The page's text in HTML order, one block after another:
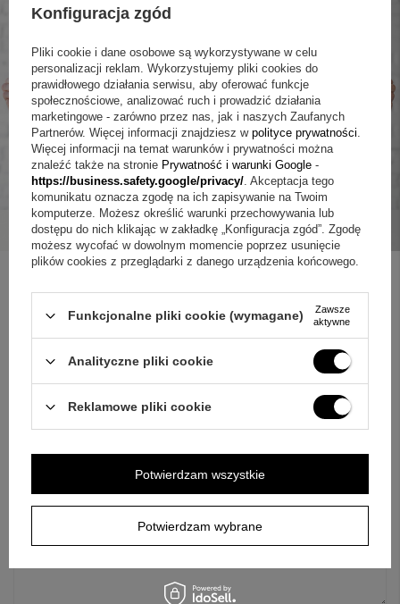
+1
Zobacz więcej
ZAPYTAJ O PRODUKT
Jeżeli powyższy opis jest dla Ciebie niewystarczający, prześlij nam
swoje pytanie odnośnie tego produktu. Postaramy się odpowiedzieć tak
szybko jak tylko będzie to możliwe. Dane są przetwarzane zgodnie z
polityką prywatności. Przesyłając je, akceptujesz jej postanowienia.
Konfiguracja zgód
Pliki cookie i dane osobowe są wykorzystywane w celu
personalizacji reklam. Wykorzystujemy pliki cookies do
prawidłowego działania serwisu, aby oferować funkcje
społecznościowe, analizować ruch i prowadzić działania
marketingowe - zarówno przez nas, jak i naszych Zaufanych
Partnerów. Więcej informacji znajdziesz w polityce prywatności.
Więcej informacji na temat warunków i prywatności można
znaleźć także na stronie Prywatność i warunki Google -
https://business.safety.google/privacy/. Akceptacja tego
komunikatu oznacza zgodę na ich zapisywanie na Twoim
komputerze. Możesz określić warunki przechowywania lub
dostępu do nich klikając w zakładkę „Konfiguracja zgód”. Zgodę
możesz wycofać w dowolnym momencie poprzez usunięcie
plików cookies z przeglądarki z danego urządzenia końcowego.
Funkcjonalne pliki cookie (wymagane)
Zawsze
aktywne
Analityczne pliki cookie
Reklamowe pliki cookie
Potwierdzam wybrane
Potwierdzam wszystkie